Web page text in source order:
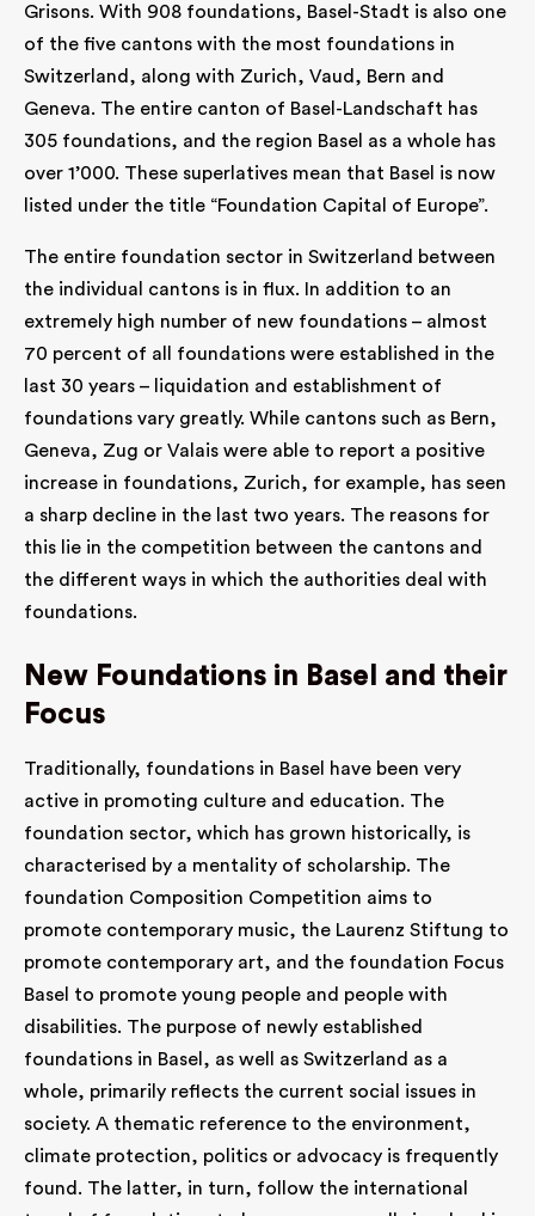
Grisons. With 908 foundations, Basel-Stadt is also one
of the five cantons with the most foundations in
Switzerland, along with Zurich, Vaud, Bern and
Geneva. The entire canton of Basel-Landschaft has
305 foundations, and the region Basel as a whole has
over 1’000. These superlatives mean that Basel is now
listed under the title “Foundation Capital of Europe”.
The entire foundation sector in Switzerland between
the individual cantons is in flux. In addition to an
extremely high number of new foundations – almost
70 percent of all foundations were established in the
last 30 years – liquidation and establishment of
foundations vary greatly. While cantons such as Bern,
Geneva, Zug or Valais were able to report a positive
increase in foundations, Zurich, for example, has seen
a sharp decline in the last two years. The reasons for
this lie in the competition between the cantons and
the different ways in which the authorities deal with
foundations.
New Foundations in Basel and their
Focus
Traditionally, foundations in Basel have been very
active in promoting culture and education. The
foundation sector, which has grown historically, is
characterised by a mentality of scholarship. The
foundation Composition Competition aims to
promote contemporary music, the Laurenz Stiftung to
promote contemporary art, and the foundation Focus
Basel to promote young people and people with
disabilities. The purpose of newly established
foundations in Basel, as well as Switzerland as a
whole, primarily reflects the current social issues in
society. A thematic reference to the environment,
climate protection, politics or advocacy is frequently
found. The latter, in turn, follow the international